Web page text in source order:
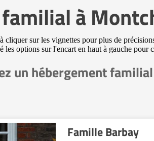
à
sur les vignettes pour plus de
options sur l'encart en haut à gauche
un hébergement
Famille Barbay